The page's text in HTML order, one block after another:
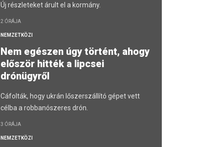
Új részleteket árult el a kormány.
2 ÓRÁJA
NEMZETKÖZI
Nem egészen úgy történt, ahogy
először hitték a lipcsei
drónügyről
Cáfolták, hogy ukrán lőszerszállító gépet vett
célba a robbanószeres drón.
3 ÓRÁJA
NEMZETKÖZI